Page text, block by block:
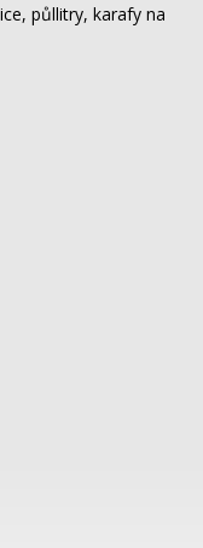
půllitry, karafy na